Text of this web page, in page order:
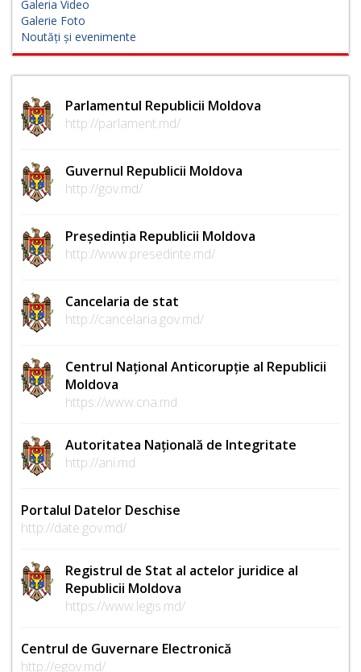
Galeria Video
Galerie Foto
Noutăți și evenimente
Parlamentul Republicii Moldova
http://parlament.md/
Guvernul Republicii Moldova
http://gov.md/
Președinția Republicii Moldova
http://www.presedinte.md/
Cancelaria de stat
http://cancelaria.gov.md/
Centrul Național Anticorupție al Republicii
Moldova
https://www.cna.md
Autoritatea Națională de Integritate
http://ani.md
Portalul Datelor Deschise
http://date.gov.md/
Registrul de Stat al actelor juridice al
Republicii Moldova
https://www.legis.md/
Centrul de Guvernare Electronică
http://egov.md/